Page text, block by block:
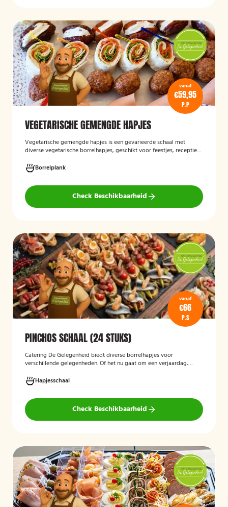
vanaf
€59,95
P.P
VEGETARISCHE GEMENGDE HAPJES
Vegetarische gemengde hapjes is een gevarieerde schaal met
diverse vegetarische borrelhapjes, geschikt voor feestjes, recepties
smaakvolle vegetarische snacks en biedt een afwisselend
assortiment voor gasten die geen vlees eten.
Borrelplank
Check Beschikbaarheid
vanaf
€66
P.S
PINCHOS SCHAAL (24 STUKS)
Catering De Gelegenheid biedt diverse borrelhapjes voor
verschillende gelegenheden. Of het nu gaat om een verjaardag,
Hieronder ziet u een selectie uit ons aanbod. De Poncho's schaal is
geschikt voor maximaal 6 personen
Hapjesschaal
Check Beschikbaarheid